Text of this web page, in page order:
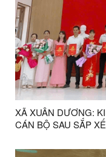
XÃ XUÂN DƯƠNG:
CÁN BỘ SAU SẮP